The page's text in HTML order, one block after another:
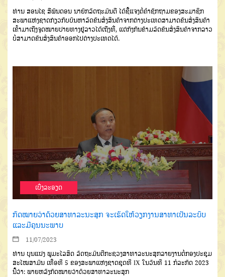
ທ່ານ ສອນໄຊ ສີພັນດອນ ນາຍົກລັດຖະມົນຕີ ໄດ້ຊີ້ແຈງຕໍ່ຄໍາຊັກຖາມຂອງສະມາຊິກ
ສະພາແຫ່ງຊາດກ່ຽວກັບບັນຫາລົດຂົນສົ່ງສິນຄ້າຈາກຕ່າງປະເທດສາມາດຂົນສົ່ງສິນຄ້າ
ເຂົ້າມາເຖີງຈຸດໝາຍປາຍທາງຢູ່ລາວໄດ້ເຖີງທີ່, ແຕ່ກົງກັນຂ້າມລົດຂົນສົ່ງສິນຄ້າຈາກລາວ
ບໍ່ສາມາດຂົນສົ່ງສິນຄ້າອອກໄປຕ່າງປະເທດໄດ້.
ເບີ່ງລະອຽດ
ກົດໝາຍວ່າດ້ວຍສາທາລະນະສຸກ ຈະເຮັດໃຫ້ວຽກງານສາທາເປັນລະບົບ
ແລະມີຄຸນນະພາບ
11/07/2023
ທ່ານ ບຸນແຝງ ພູມະໄລສິດ ລັດຖະມົນຕີກະຊວງສາທາລະນະສຸກລາຍງານຕໍ່ກອງປະຊຸມ
ສະໄໝສາມັນ ເທື່ອທີ 5 ຂອງສະພາແຫ່ງຊາດຊຸດທີ IX ໃນວັນທີ 11 ກໍລະກົດ 2023
ນີ້ວ່າ: ພາຍຫລັງກົດໝາຍວ່າດ້ວຍສາທາລະນະສຸກ